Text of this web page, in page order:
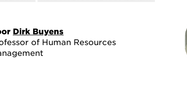
Dirk Buyens
of Human Resources